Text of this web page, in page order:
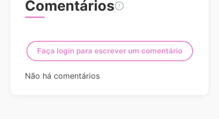
Comentários
Faça login para escrever um comentário
Não há comentários